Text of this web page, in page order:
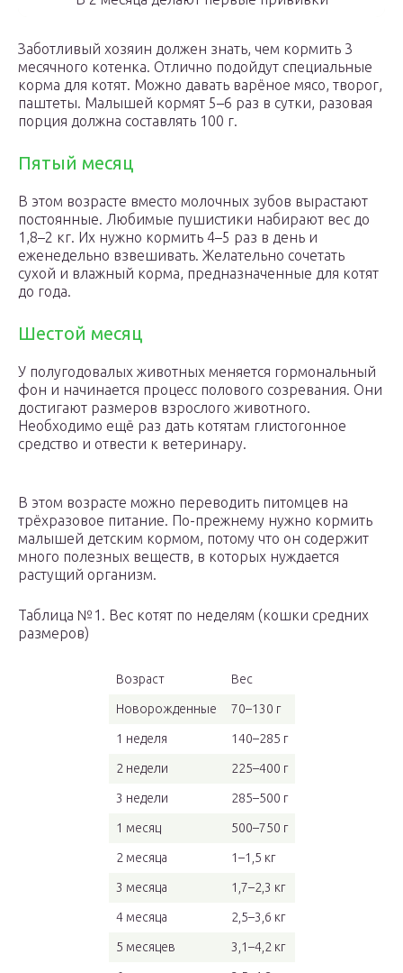
Заботливый хозяин должен знать, чем кормить 3
месячного котенка. Отлично подойдут специальные
корма для котят. Можно давать варёное мясо, творог,
паштеты. Малышей кормят 5–6 раз в сутки, разовая
порция должна составлять 100 г.
Пятый месяц
В этом возрасте вместо молочных зубов вырастают
постоянные. Любимые пушистики набирают вес до
1,8–2 кг. Их нужно кормить 4–5 раз в день и
еженедельно взвешивать. Желательно сочетать
сухой и влажный корма, предназначенные для котят
до года.
Шестой месяц
У полугодовалых животных меняется гормональный
фон и начинается процесс полового созревания. Они
достигают размеров взрослого животного.
Необходимо ещё раз дать котятам глистогонное
средство и отвести к ветеринару.
В этом возрасте можно переводить питомцев на
трёхразовое питание. По-прежнему нужно кормить
малышей детским кормом, потому что он содержит
много полезных веществ, в которых нуждается
растущий организм.
Таблица №1. Вес котят по неделям (кошки средних
размеров)
Возраст Вес
Новорожденные 70–130 г
1 неделя 140–285 г
2 недели 225–400 г
3 недели 285–500 г
1 месяц 500–750 г
2 месяца 1–1,5 кг
3 месяца 1,7–2,3 кг
4 месяца 2,5–3,6 кг
5 месяцев 3,1–4,2 кг